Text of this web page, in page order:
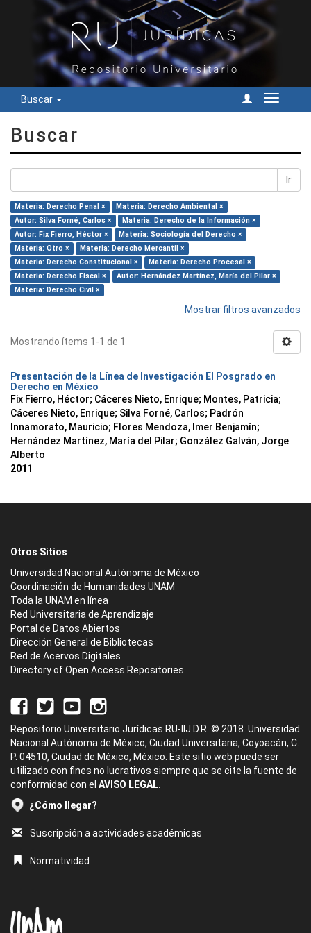
Buscar
Cambiar
Buscar
Ir
Materia: Derecho Penal ×
Materia: Derecho Ambiental ×
Autor: Silva Forné, Carlos ×
Materia: Derecho de la Información ×
Autor: Fix Fierro, Héctor ×
Materia: Sociología del Derecho ×
Materia: Otro ×
Materia: Derecho Mercantil ×
Materia: Derecho Constitucional ×
Materia: Derecho Procesal ×
Materia: Derecho Fiscal ×
Autor: Hernández Martínez, María del Pilar ×
Materia: Derecho Civil ×
Mostrar filtros avanzados
Mostrando ítems 1-1 de 1
Presentación de la Línea de Investigación El Posgrado en
Derecho en México
Fix Fierro, Héctor; Cáceres Nieto, Enrique; Montes, Patricia;
Cáceres Nieto, Enrique; Silva Forné, Carlos; Padrón
Innamorato, Mauricio; Flores Mendoza, Imer Benjamín;
Hernández Martínez, María del Pilar; González Galván, Jorge
Alberto
2011
Otros Sitios
Universidad Nacional Autónoma de México
Coordinación de Humanidades UNAM
Toda la UNAM en línea
Red Universitaria de Aprendizaje
Portal de Datos Abiertos
Dirección General de Bibliotecas
Red de Acervos Digitales
Directory of Open Access Repositories
Repositorio Universitario Jurídicas RU-IIJ D.R. © 2018. Universidad
Nacional Autónoma de México, Ciudad Universitaria, Coyoacán, C.
P. 04510, Ciudad de México, México. Este sitio web puede ser
utilizado con fines no lucrativos siempre que se cite la fuente de
conformidad con el AVISO LEGAL.
¿Cómo llegar?
Suscripción a actividades académicas
Normatividad